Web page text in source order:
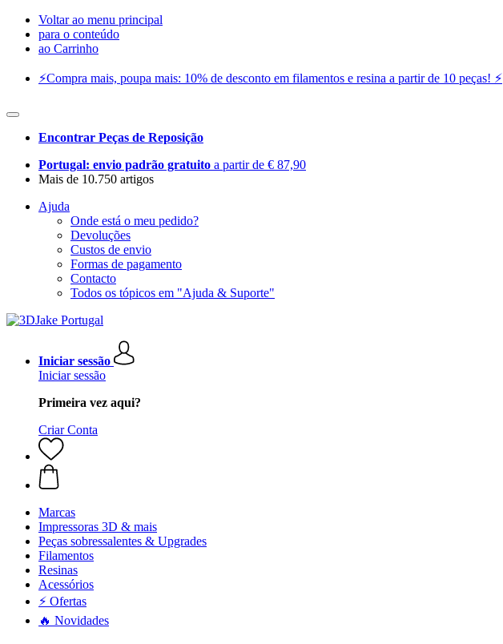
Voltar ao menu principal
para o conteúdo
ao Carrinho
⚡️Compra mais, poupa mais: 10% de desconto em filamentos e resina a partir de 10 peças! ⚡️
Encontrar Peças de Reposição
Portugal: envio padrão gratuito a partir de € 87,90
Mais de 10.750 artigos
Ajuda
Onde está o meu pedido?
Devoluções
Custos de envio
Formas de pagamento
Contacto
Todos os tópicos em "Ajuda & Suporte"
Iniciar sessão
Iniciar sessão
Primeira vez aqui?
Criar Conta
Marcas
Impressoras 3D & mais
Peças sobressalentes & Upgrades
Filamentos
Resinas
Acessórios
⚡ Ofertas
🔥 Novidades